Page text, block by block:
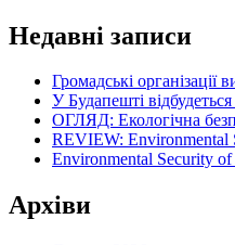
Недавні записи
Громадські
У Будапешті
ОГЛЯД: Екологічна
REVIEW: Environmental
Environmental Security of
Архіви